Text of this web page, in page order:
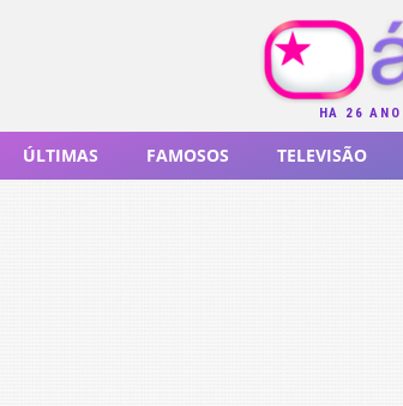
HÁ 26
ÚLTIMAS FAMOSOS TELEVISÃO